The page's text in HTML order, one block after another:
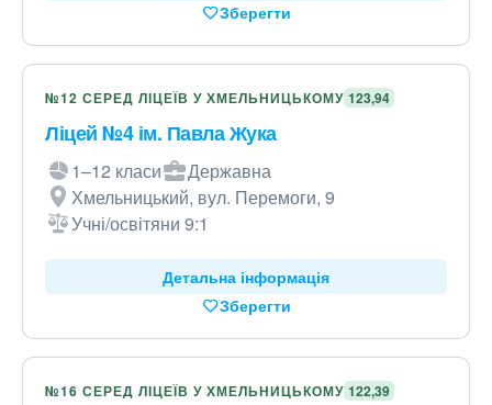
Зберегти
№12 СЕРЕД ЛІЦЕЇВ У ХМЕЛЬНИЦЬКОМУ 123,94
Ліцей №4 ім. Павла Жука
1–12 класи
Державна
Хмельницький, вул. Перемоги, 9
Учні/освітяни 9:1
Детальна інформація
Зберегти
№16 СЕРЕД ЛІЦЕЇВ У ХМЕЛЬНИЦЬКОМУ 122,39